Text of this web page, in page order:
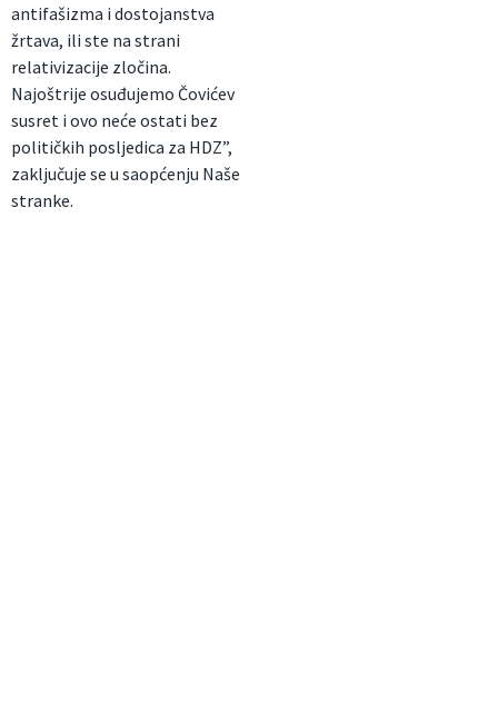
antifašizma i dostojanstva
žrtava, ili ste na strani
relativizacije zločina.
Najoštrije osuđujemo Čovićev
susret i ovo neće ostati bez
političkih posljedica za HDZ”,
zaključuje se u saopćenju Naše
stranke.